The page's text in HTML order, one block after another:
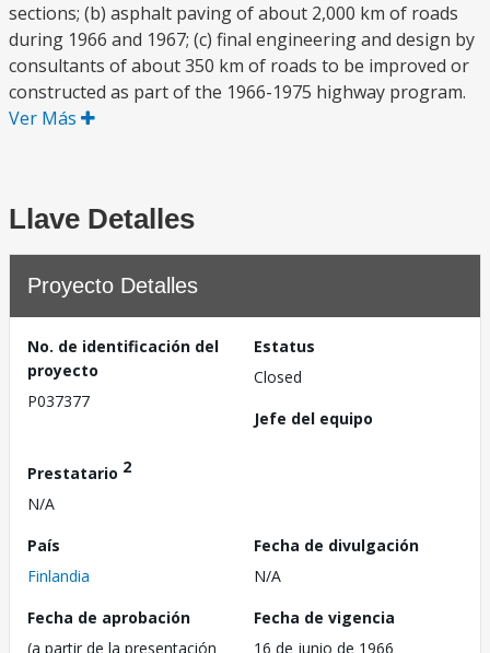
sections; (b) asphalt paving of about 2,000 km of roads
during 1966 and 1967; (c) final engineering and design by
consultants of about 350 km of roads to be improved or
constructed as part of the 1966-1975 highway program.
Ver Más
Llave Detalles
Proyecto Detalles
No. de identificación del
proyecto
P037377
Estatus
Closed
Jefe del equipo
Prestatario 2
N/A
País
Finlandia
Fecha de divulgación
N/A
Fecha de aprobación
(a partir de la presentación
Fecha de vigencia
16 de junio de 1966